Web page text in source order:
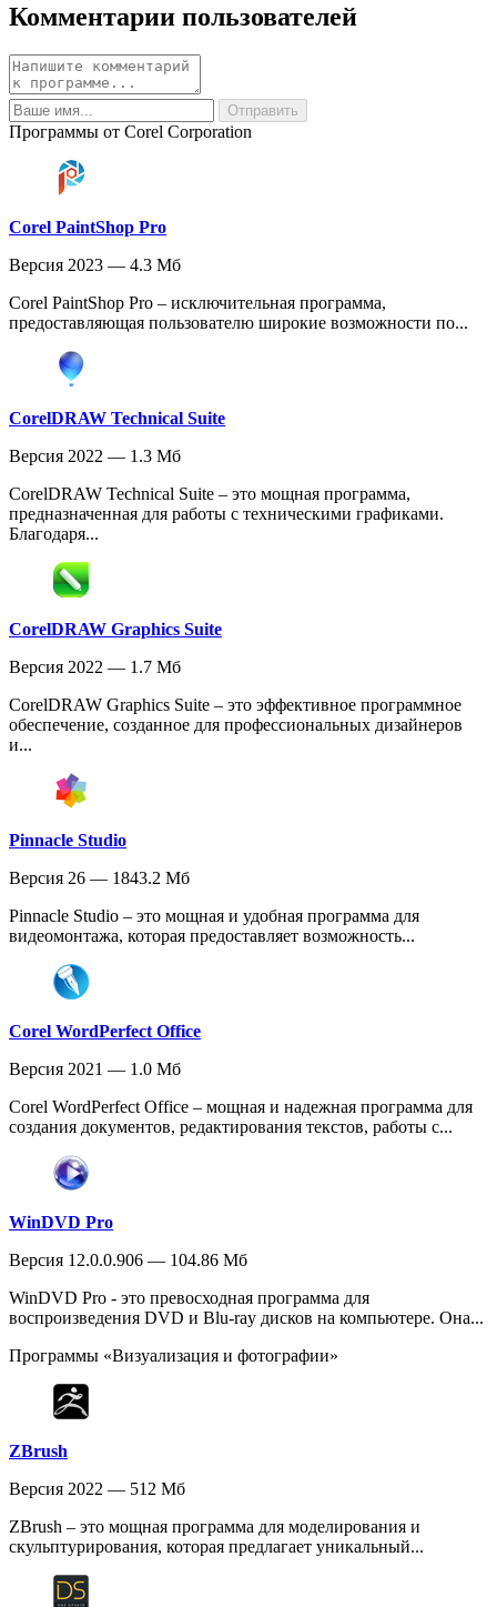
Комментарии пользователей
Программы от Corel Corporation
Corel PaintShop Pro
Версия 2023 — 4.3 Мб
Corel PaintShop Pro – исключительная программа,
предоставляющая пользователю широкие возможности по...
CorelDRAW Technical Suite
Версия 2022 — 1.3 Мб
CorelDRAW Technical Suite – это мощная программа,
предназначенная для работы с техническими графиками.
Благодаря...
CorelDRAW Graphics Suite
Версия 2022 — 1.7 Мб
CorelDRAW Graphics Suite – это эффективное программное
обеспечение, созданное для профессиональных дизайнеров
и...
Pinnacle Studio
Версия 26 — 1843.2 Мб
Pinnacle Studio – это мощная и удобная программа для
видеомонтажа, которая предоставляет возможность...
Corel WordPerfect Office
Версия 2021 — 1.0 Мб
Corel WordPerfect Office – мощная и надежная программа для
создания документов, редактирования текстов, работы с...
WinDVD Pro
Версия 12.0.0.906 — 104.86 Мб
WinDVD Pro - это превосходная программа для
воспроизведения DVD и Blu-ray дисков на компьютере. Она...
Программы «Визуализация и фотографии»
ZBrush
Версия 2022 — 512 Мб
ZBrush – это мощная программа для моделирования и
скульптурирования, которая предлагает уникальный...